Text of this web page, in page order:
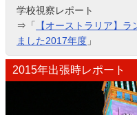
学校視察レポート
⇒「
【オーストラリア】
ました2017年度 」
2015年出張時レポート